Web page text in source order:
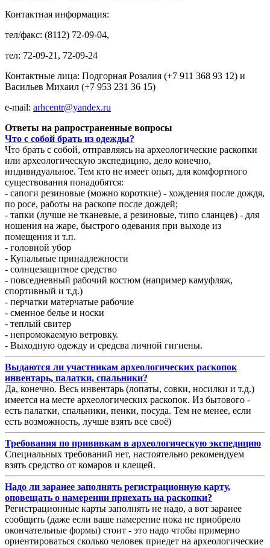
Контактная информация:
тел/факс: (8112) 72-09-04,
тел: 72-09-21, 72-09-24
Контактные лица: Подгорная Розалия (+7 911 368 93 12) и
Васильев Михаил (+7 953 231 36 15)
e-mail: arhcentr@yandex.ru
Ответы на рапространенные вопросы
Что с собой брать из одежды?
Что брать с собой, отправляясь на археологические раскопки
или археологическую экспедицию, дело конечно,
индивидуальное. Тем кто не имеет опыт, для комфортного
существования понадобятся:
- сапоги резиновые (можно короткие) - хождения после дождя,
по росе, работы на раскопе после дождей;
- тапки (лучше не тканевые, а резиновые, типо сланцев) - для
ношения на жаре, быстрого одевания при выходе из
помещения и т.п.
- головной убор
- Купальные принадлежности
- солнцезащитное средство
- повседневный рабочий костюм (например камуфляж,
спортивный и т.д.)
- перчатки матерчатые рабочие
- сменное белье и носки
- теплый свитер
- непромокаемую ветровку.
- Выходную одежду и средсва личной гигиены.
Выдаются ли участникам археологических раскопок
инвентарь, палатки, спальники?
Да, конечно. Весь инвентарь (лопаты, совки, носилки и т.д.)
имеется на месте археологических раскопок. Из бытового -
есть палатки, спальники, пенки, посуда. Тем не менее, если
есть возможность, лучше взять все своё)
Требования по прививкам в археологическую экспедицию
Специальных требований нет, настоятельно рекомендуем
взять средство от комаров и клещей.
Надо ли заранее заполнять регистрационную карту,
оповещать о намерении приехать на раскопки?
Регистрационные карты заполнять не надо, а вот заранее
сообщить (даже если ваше намерение пока не приобрело
окончательные формы) стоит - это надо чтобы примерно
ориентироваться сколько человек приедет на археологические